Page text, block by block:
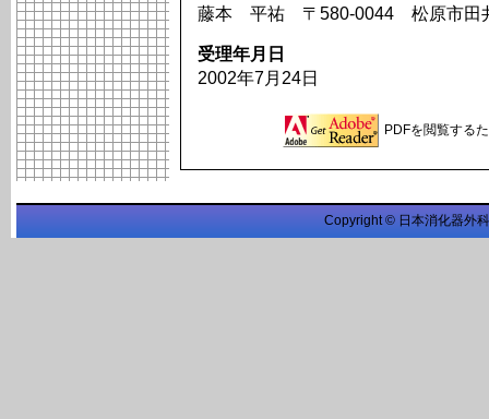
藤本 平祐 〒580-0044 松原市田
受理年月日
2002年7月24日
PDFを閲覧する
Copyright © 日本消化器外